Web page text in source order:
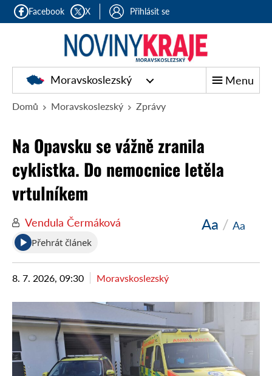
Facebook X Přihlásit se
Moravskoslezský Menu
Domů Moravskoslezský Zprávy
Na Opavsku se vážně zranila
cyklistka. Do nemocnice letěla
vrtulníkem
Vendula Čermáková Aa / Aa
Přehrát článek
8. 7. 2026, 09:30 Moravskoslezský